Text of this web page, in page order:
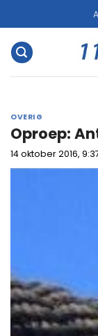
naar
inhoud
OVERIG
Oproep:
14 oktober 2016,